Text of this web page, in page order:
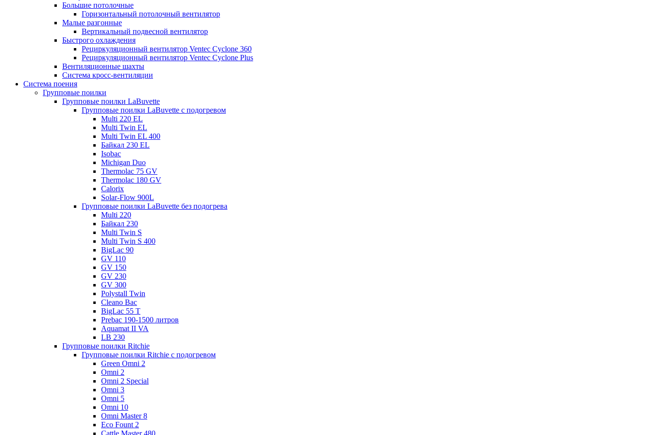
Большие потолочные
Горизонтальный потолочный вентилятор
Малые разгонные
Вертикальный подвесной вентилятор
Быстрого охлаждения
Рециркуляционный вентилятор Ventec Cyclone 360
Рециркуляционный вентилятор Ventec Cyclone Plus
Вентиляционные шахты
Система кросс-вентиляции
Система поения
Групповые поилки
Групповые поилки LaBuvette
Групповые поилки LaBuvette с подогревом
Multi 220 EL
Multi Twin EL
Multi Twin EL 400
Байкал 230 EL
Isobac
Michigan Duo
Thermolac 75 GV
Thermolac 180 GV
Calorix
Solar-Flow 900L
Групповые поилки LaBuvette без подогрева
Multi 220
Байкал 230
Multi Twin S
Multi Twin S 400
BigLac 90
GV 110
GV 150
GV 230
GV 300
Polystall Twin
Cleano Bac
BigLac 55 T
Prebac 190-1500 литров
Aquamat II VA
LB 230
Групповые поилки Ritchie
Групповые поилки Ritchie с подогревом
Green Omni 2
Omni 2
Omni 2 Special
Omni 3
Omni 5
Omni 10
Omni Master 8
Eco Fount 2
Cattle Master 480